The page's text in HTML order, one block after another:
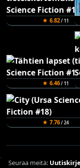
★ 6.82/ 11
★ 6.46/ 11
★ 7.76/ 24
Seuraa meitä: Uutiskirje